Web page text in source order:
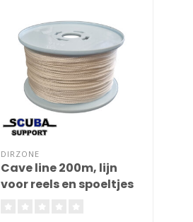
DIRZONE
Cave line 200m, lijn
voor reels en spoeltjes